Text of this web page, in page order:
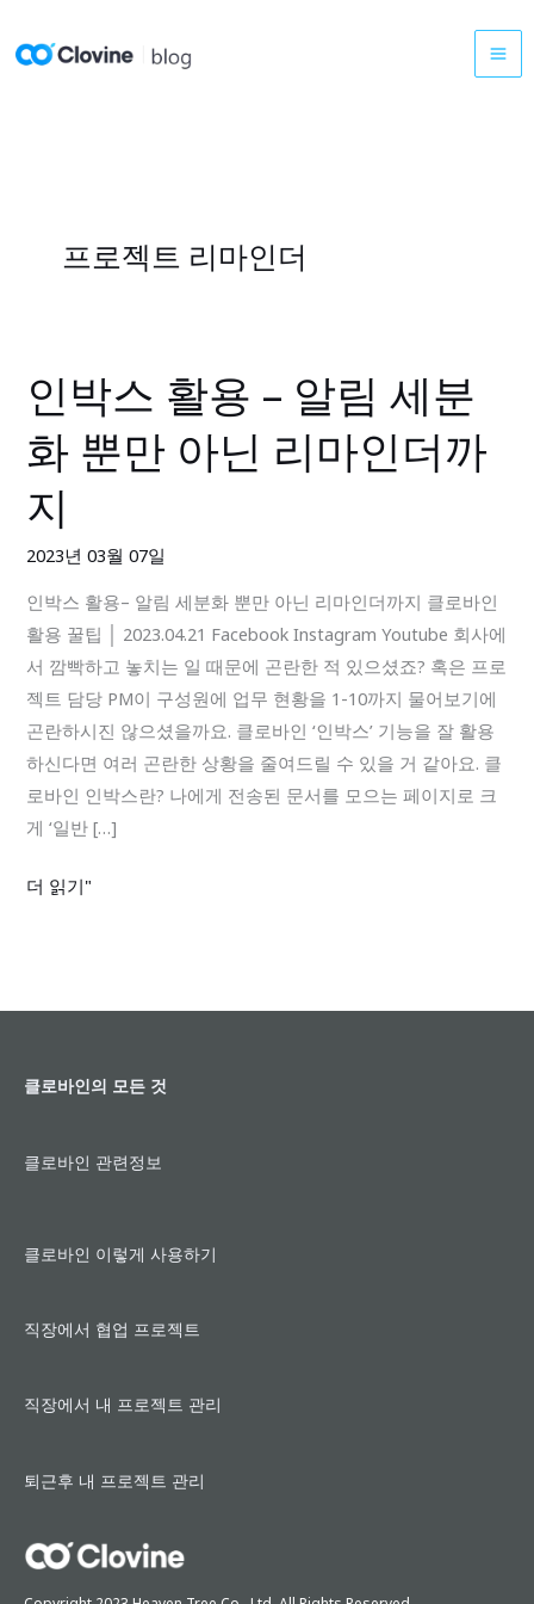
텐
프로젝트 리마인더
인박스 활용 – 알림 세분
화 뿐만 아닌 리마인더까
지
2023년 03월 07일
인박스 활용– 알림 세분화 뿐만 아닌 리마인더까지 클로바인
활용 꿀팁 │ 2023.04.21 Facebook Instagram Youtube 회사에
서 깜빡하고 놓치는 일 때문에 곤란한 적 있으셨죠? 혹은 프로
젝트 담당 PM이 구성원에 업무 현황을 1-10까지 물어보기에
곤란하시진 않으셨을까요. 클로바인 ‘인박스’ 기능을 잘 활용
하신다면 여러 곤란한 상황을 줄여드릴 수 있을 거 같아요. 클
로바인 인박스란? 나에게 전송된 문서를 모으는 페이지로 크
게 ‘일반 […]
인
박
스
용
림
세
분
화
뿐
만
아
닌
마
더 읽기"
클로바인의 모든 것
클로바인 관련정보
클로바인 이렇게 사용하기
직장에서 협업 프로젝트
직장에서 내 프로젝트 관리
퇴근후 내 프로젝트 관리